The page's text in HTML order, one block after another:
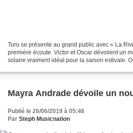
Toro se présente au grand public avec « La
première écoute. Victor et Oscar dévoilent un
solaire vraiment idéal pour la saison estivale.
Mayra Andrade dévoile un
Publié le 26/06/2019 à 05:46
Par Steph Musicnation